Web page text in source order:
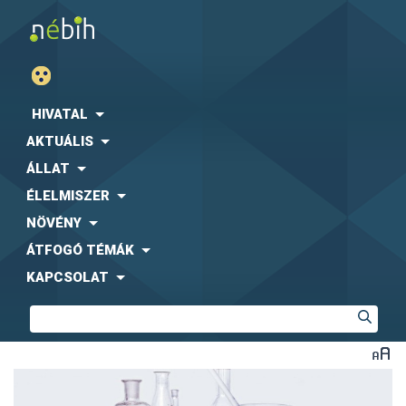
HIVATAL
AKTUÁLIS
ÁLLAT
ÉLELMISZER
NÖVÉNY
ÁTFOGÓ TÉMÁK
KAPCSOLAT